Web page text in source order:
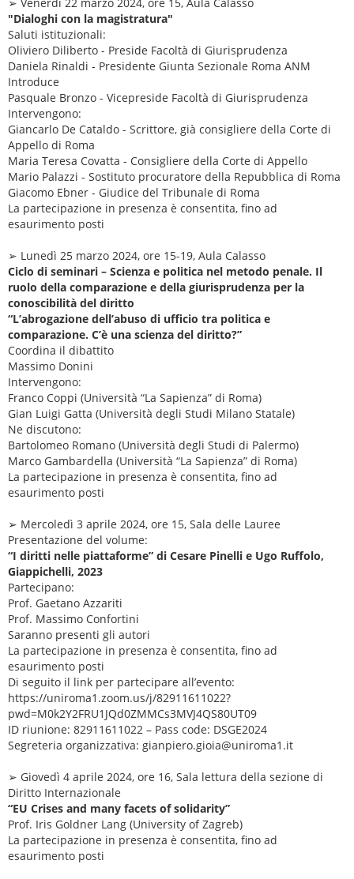
"Dialoghi con la magistratura"
Saluti istituzionali:
Oliviero Diliberto - Preside Facoltà di Giurisprudenza
Daniela Rinaldi - Presidente Giunta Sezionale Roma ANM
Introduce
Pasquale Bronzo - Vicepreside Facoltà di Giurisprudenza
Intervengono:
Giancarlo De Cataldo - Scrittore, già consigliere della Corte di
Appello di Roma
Maria Teresa Covatta - Consigliere della Corte di Appello
Mario Palazzi - Sostituto procuratore della Repubblica di Roma
Giacomo Ebner - Giudice del Tribunale di Roma
La partecipazione in presenza è consentita, fino ad
esaurimento posti
➢ Lunedì 25 marzo 2024, ore 15-19, Aula Calasso
Ciclo di seminari – Scienza e politica nel metodo penale. Il
ruolo della comparazione e della giurisprudenza per la
conoscibilità del diritto
“L’abrogazione dell’abuso di ufficio tra politica e
comparazione. C’è una scienza del diritto?”
Coordina il dibattito
Massimo Donini
Intervengono:
Franco Coppi (Università “La Sapienza” di Roma)
Gian Luigi Gatta (Università degli Studi Milano Statale)
Ne discutono:
Bartolomeo Romano (Università degli Studi di Palermo)
Marco Gambardella (Università “La Sapienza” di Roma)
La partecipazione in presenza è consentita, fino ad
esaurimento posti
➢ Mercoledì 3 aprile 2024, ore 15, Sala delle Lauree
Presentazione del volume:
“I diritti nelle piattaforme” di Cesare Pinelli e Ugo Ruffolo,
Giappichelli, 2023
Partecipano:
Prof. Gaetano Azzariti
Prof. Massimo Confortini
Saranno presenti gli autori
La partecipazione in presenza è consentita, fino ad
esaurimento posti
Di seguito il link per partecipare all’evento:
https://uniroma1.zoom.us/j/82911611022?
pwd=M0k2Y2FRU1JQd0ZMMCs3MVJ4QS80UT09
ID riunione: 82911611022 – Pass code: DSGE2024
Segreteria organizzativa: gianpiero.gioia@uniroma1.it
➢ Giovedì 4 aprile 2024, ore 16, Sala lettura della sezione di
Diritto Internazionale
“EU Crises and many facets of solidarity”
Prof. Iris Goldner Lang (University of Zagreb)
La partecipazione in presenza è consentita, fino ad
esaurimento posti